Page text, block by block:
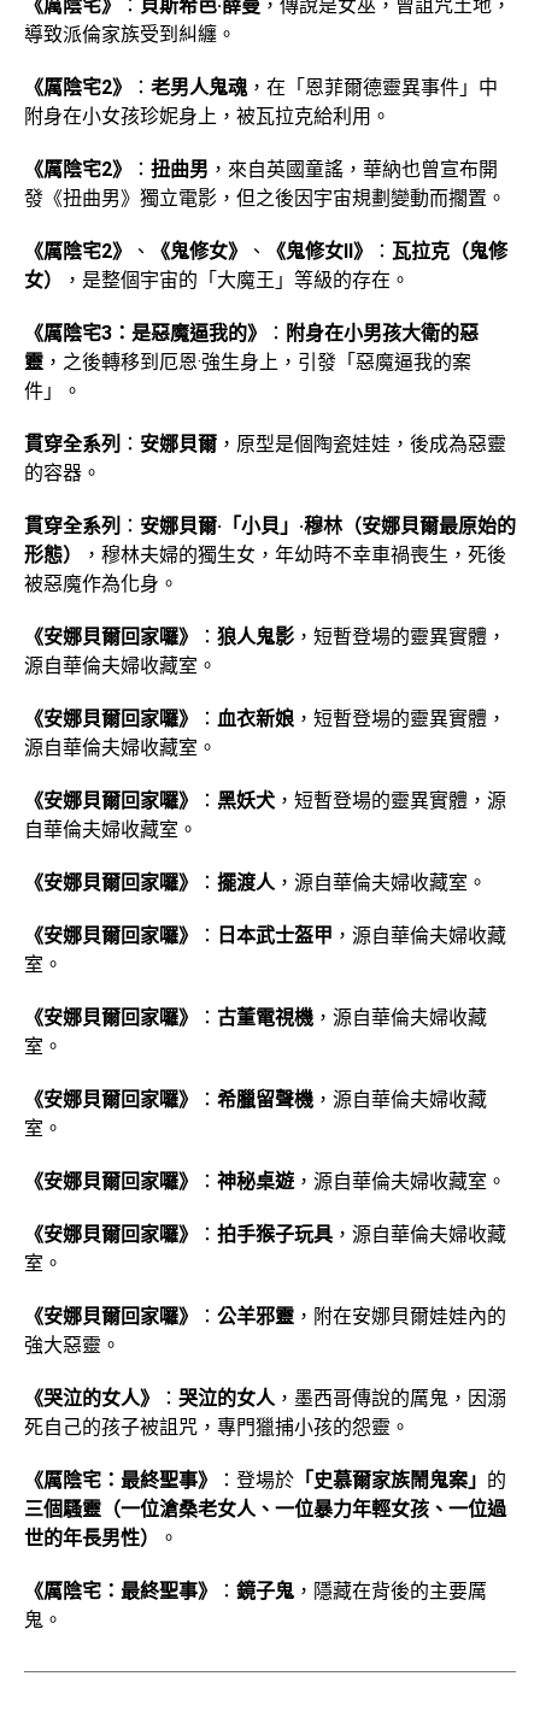
《厲陰宅》 ： 貝斯希芭·薛曼 ，傳說是女巫，曾詛咒土地，
導致派倫家族受到糾纏。
《厲陰宅2》 ： 老男人鬼魂 ，在「恩菲爾德靈異事件」中
附身在小女孩珍妮身上，被瓦拉克給利用。
《厲陰宅2》 ： 扭曲男 ，來自英國童謠，華納也曾宣布開
發《扭曲男》獨立電影，但之後因宇宙規劃變動而擱置。
《厲陰宅2》 、 《鬼修女》 、 《鬼修女II》 ： 瓦拉克（鬼修
女）
，是整個宇宙的「大魔王」等級的存在。
《厲陰宅3：是惡魔逼我的》 ： 附身在小男孩大衛的惡
靈 ，之後轉移到厄恩·強生身上，引發「惡魔逼我的案
件」。
貫穿全系列 ： 安娜貝爾 ，原型是個陶瓷娃娃，後成為惡靈
的容器。
貫穿全系列 ： 安娜貝爾·「小貝」·穆林（安娜貝爾最原始的
形態）
，穆林夫婦的獨生女，年幼時不幸車禍喪生，死後
被惡魔作為化身。
《安娜貝爾回家囉》 ： 狼人鬼影 ，短暫登場的靈異實體，
源自華倫夫婦收藏室。
《安娜貝爾回家囉》 ： 血衣新娘 ，短暫登場的靈異實體，
源自華倫夫婦收藏室。
《安娜貝爾回家囉》 ： 黑妖犬 ，短暫登場的靈異實體，源
自華倫夫婦收藏室。
《安娜貝爾回家囉》 ： 擺渡人 ，源自華倫夫婦收藏室。
《安娜貝爾回家囉》 ： 日本武士盔甲 ，源自華倫夫婦收藏
室。
《安娜貝爾回家囉》 ： 古董電視機 ，源自華倫夫婦收藏
室。
《安娜貝爾回家囉》 ： 希臘留聲機 ，源自華倫夫婦收藏
室。
《安娜貝爾回家囉》 ： 神秘桌遊 ，源自華倫夫婦收藏室。
《安娜貝爾回家囉》 ： 拍手猴子玩具 ，源自華倫夫婦收藏
室。
《安娜貝爾回家囉》 ： 公羊邪靈 ，附在安娜貝爾娃娃內的
強大惡靈。
《哭泣的女人》 ： 哭泣的女人 ，墨西哥傳說的厲鬼，因溺
死自己的孩子被詛咒，專門獵捕小孩的怨靈。
《厲陰宅：最終聖事》 ：登場於 「史慕爾家族鬧鬼案」 的
三個騷靈（一位滄桑老女人、一位暴力年輕女孩、一位過
世的年長男性）
。
《厲陰宅：最終聖事》 ： 鏡子鬼，隱藏在背後的主要厲
鬼。